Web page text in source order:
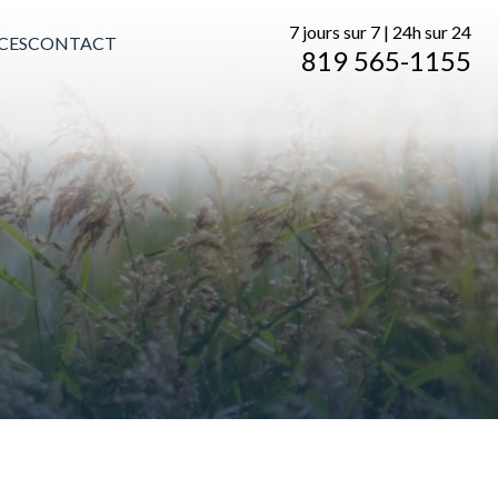
CONTACT
7 jours sur 7 | 24h sur 24
819 565-1155